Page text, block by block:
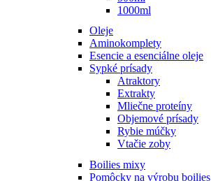
1000ml
Oleje
Aminokomplety
Esencie a esenciálne oleje
Sypké prísady
Atraktory
Extrakty
Mliečne proteíny
Objemové prísady
Rybie múčky
Vtačie zoby
Boilies mixy
Pomôcky na výrobu boilies